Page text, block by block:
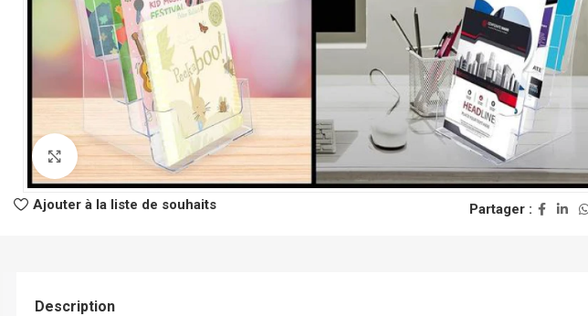
CLASSEURS
Classeur à Levier
Classeur Rigide
Intercalaire
AUTRES
Spirale
Fastener
Click to enlarge
Ajouter à la liste de souhaits Partager :
Description